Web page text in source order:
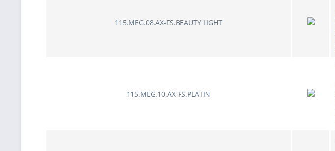
115.MEG.08.AX-FS.BEAUTY LIGHT
115.MEG.10.AX-FS.PLATIN